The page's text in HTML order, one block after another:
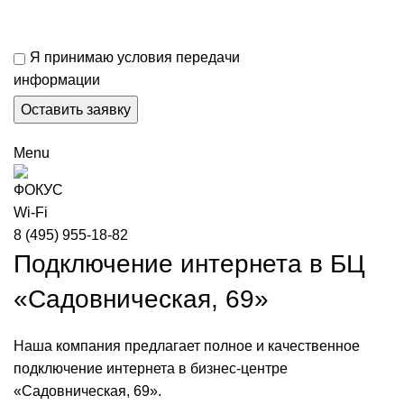
Я принимаю условия передачи
информации
Menu
8 (495) 955-18-82
Подключение интернета в БЦ
«Садовническая, 69»
Наша компания предлагает полное и качественное
подключение интернета в бизнес-центре
«Садовническая, 69».